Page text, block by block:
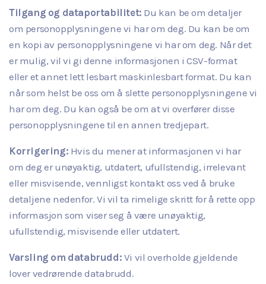
Tilgang og dataportabilitet: Du kan be om detaljer
om personopplysningene vi har om deg. Du kan be om
en kopi av personopplysningene vi har om deg. Når det
er mulig, vil vi gi denne informasjonen i CSV-format
eller et annet lett lesbart maskinlesbart format. Du kan
når som helst be oss om å slette personopplysningene vi
har om deg. Du kan også be om at vi overfører disse
personopplysningene til en annen tredjepart.
Korrigering: Hvis du mener at informasjonen vi har
om deg er unøyaktig, utdatert, ufullstendig, irrelevant
eller misvisende, vennligst kontakt oss ved å bruke
detaljene nedenfor. Vi vil ta rimelige skritt for å rette opp
informasjon som viser seg å være unøyaktig,
ufullstendig, misvisende eller utdatert.
Varsling om databrudd: Vi vil overholde gjeldende
lover vedrørende databrudd.